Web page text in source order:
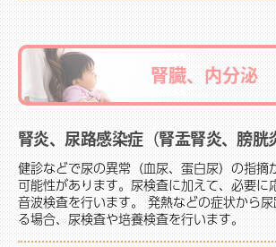
腎臓、内分泌
腎炎、尿路感染症（腎盂腎炎、膀胱
健診などで尿の異常（血尿、蛋白尿）の指摘
可能性があります。尿検査に加えて、必要に
音波検査を行います。 発熱などの症状から
る場合、尿検査や培養検査を行います。